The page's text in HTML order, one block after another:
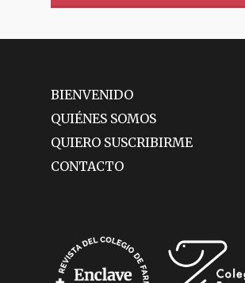
BIENVENIDO
QUIÉNES SOMOS
QUIERO SUSCRIBIRME
CONTACTO